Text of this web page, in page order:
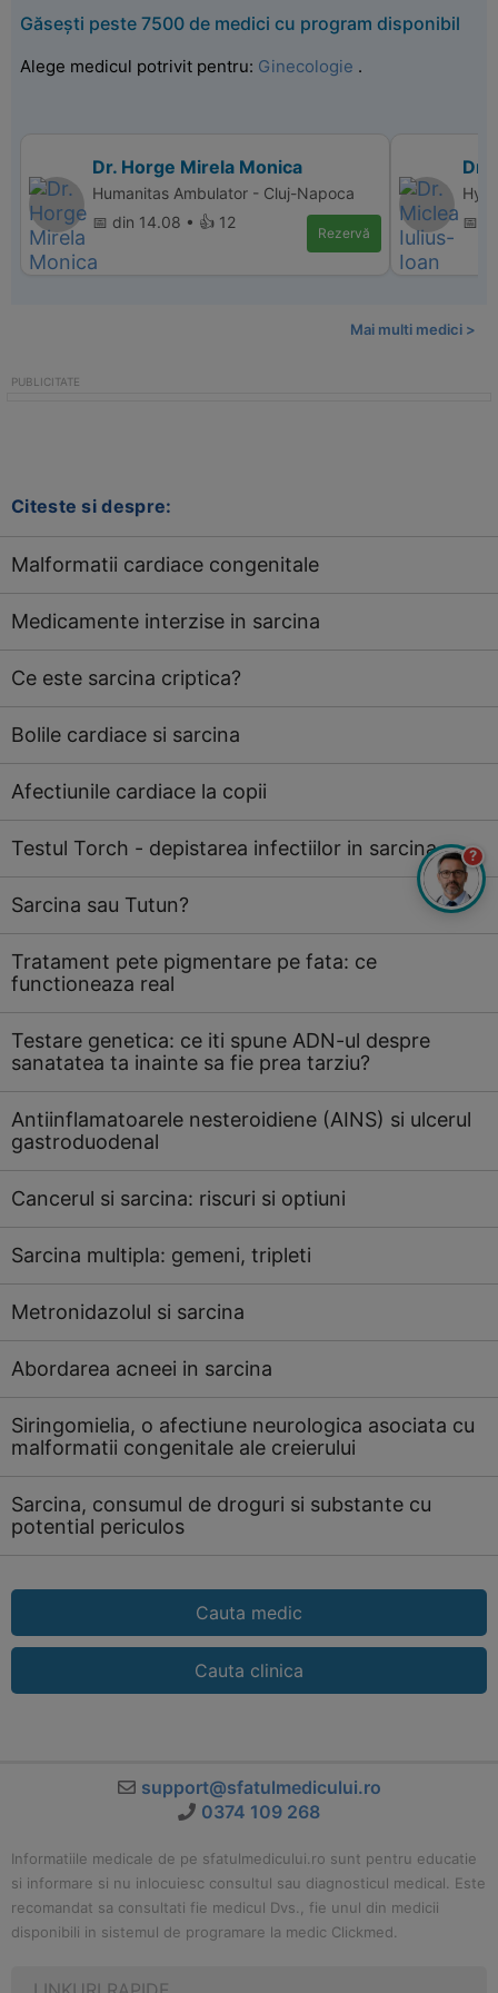
Găsești peste 7500 de medici cu program disponibil
Alege medicul potrivit pentru: Ginecologie .
Dr. Horge Mirela Monica
Humanitas Ambulator - Cluj-Napoca
📅 din 14.08 • 👍 12
Rezervă
Dr.
📅
Mai multi medici >
Citeste si despre:
Malformatii cardiace congenitale
Medicamente interzise in sarcina
Ce este sarcina criptica?
Bolile cardiace si sarcina
Afectiunile cardiace la copii
Testul Torch - depistarea infectiilor in sarcina
Sarcina sau Tutun?
Tratament pete pigmentare pe fata: ce
functioneaza real
Testare genetica: ce iti spune ADN-ul despre
sanatatea ta inainte sa fie prea tarziu?
Antiinflamatoarele nesteroidiene (AINS) si ulcerul
gastroduodenal
Cancerul si sarcina: riscuri si optiuni
Sarcina multipla: gemeni, tripleti
Metronidazolul si sarcina
Abordarea acneei in sarcina
Siringomielia, o afectiune neurologica asociata cu
malformatii congenitale ale creierului
Sarcina, consumul de droguri si substante cu
potential periculos
Cauta medic
Cauta clinica
support@sfatulmedicului.ro
0374 109 268
Informatiile medicale de pe sfatulmedicului.ro sunt pentru educatie
si informare si nu inlocuiesc consultul sau diagnosticul medical. Este
recomandat sa consultati fie medicul Dvs., fie unul din medicii
disponibili in sistemul de programare la medic Clickmed.
?